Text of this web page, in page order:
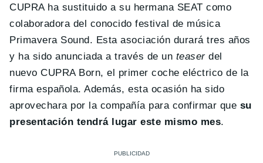
CUPRA ha sustituido a su hermana SEAT como
colaboradora del conocido festival de música
Primavera Sound. Esta asociación durará tres años
y ha sido anunciada a través de un teaserdel
nuevo CUPRA Born, el primer coche eléctrico de la
firma española. Además, esta ocasión ha sido
aprovechara por la compañía para confirmar que su
presentación tendrá lugar este mismo mes.